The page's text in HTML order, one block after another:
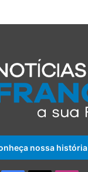
nossa história